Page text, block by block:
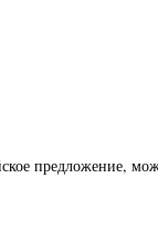
предложение,